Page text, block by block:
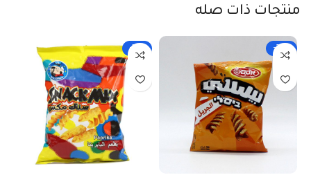
منتجات ذات صله
-29%
-33%